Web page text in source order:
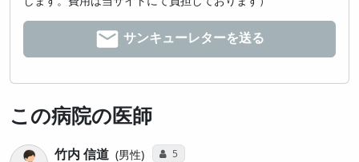
サンキューレターを送る
この病院の医師
竹内 信道 男性 コミュニケーション・タイプ投票数
5